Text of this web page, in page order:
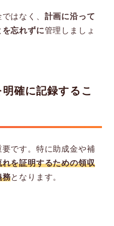
はなく、 計画に沿って
忘れずに管理しましょ
確に記録するこ
です。特に助成金や補
れを証明するための領収
務となります。